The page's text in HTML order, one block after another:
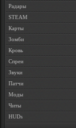
Радары
STEAM
Карты
Зомби
Кровь
Спреи
Звуки
Патчи
Моды
Читы
HUDs